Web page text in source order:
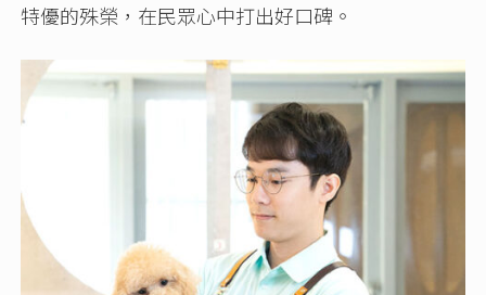
特優的殊榮，在民眾心中打出好口碑。